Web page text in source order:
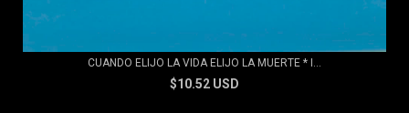
CUANDO ELIJO LA VIDA ELIJO LA MUERTE * I...
$10.52 USD